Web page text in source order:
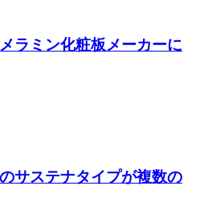
ラミン化粧板メーカーに
サステナタイプが複数の